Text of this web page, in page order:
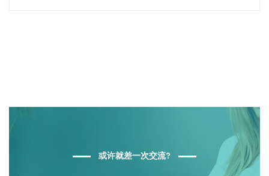
或许就差一次交流?